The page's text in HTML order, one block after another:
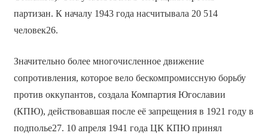
партизан. К началу 1943 года насчитывала 20 514
человек26.
Значительно более многочисленное движение
сопротивления, которое вело бескомпромиссную борьбу
против оккупантов, создала Компартия Югославии
(КПЮ), действовавшая после её запрещения в 1921 году в
подполье27. 10 апреля 1941 года ЦК КПЮ принял